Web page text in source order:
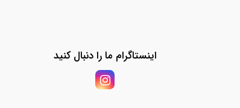
اینستاگرام ما را دنبال کنید